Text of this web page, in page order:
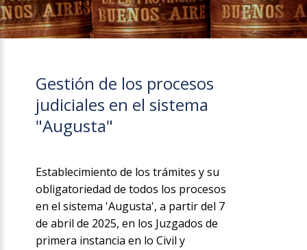
Gestión de los procesos
judiciales en el sistema
"Augusta"
Establecimiento de los trámites y su
obligatoriedad de todos los procesos
en el sistema 'Augusta', a partir del 7
de abril de 2025, en los Juzgados de
primera instancia en lo Civil y